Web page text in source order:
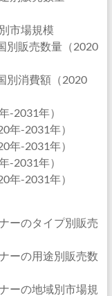
市場規模
別販売数量（2020
別消費額（2020
-2031年）
年-2031年）
年-2031年）
-2031年）
年-2031年）
ーのタイプ別販売
ーの用途別販売数
ーの地域別市場規